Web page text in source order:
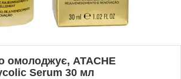
омолоджує, ATACHE
Serum 30 мл